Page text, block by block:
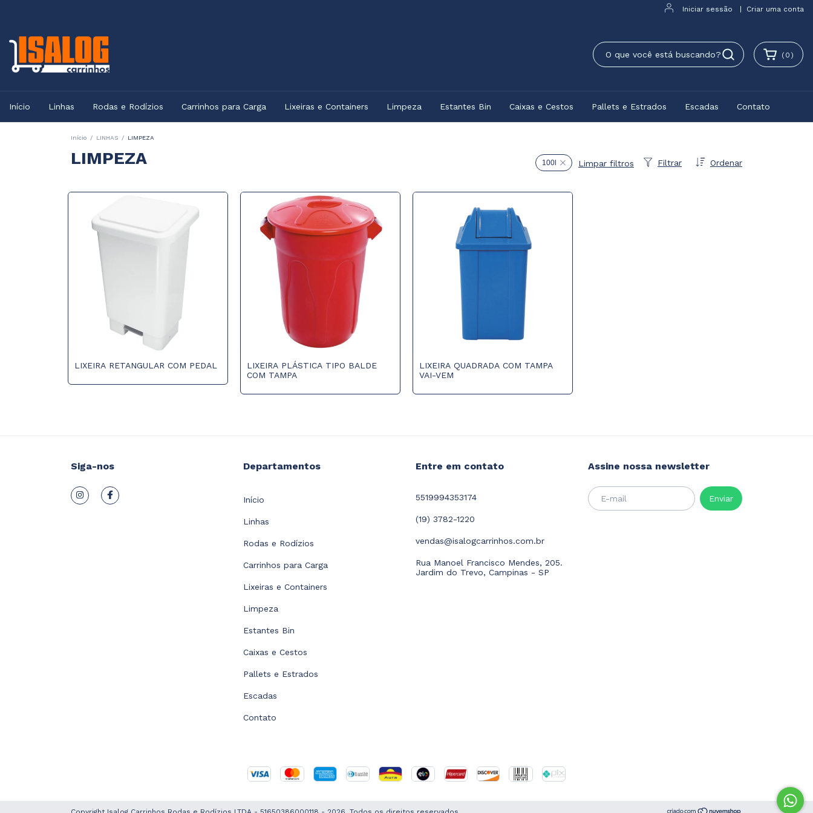
Iniciar sessão Criar uma conta
( 0 )
Início Linhas Rodas e Rodízios Carrinhos para Carga Lixeiras e Containers Limpeza Estantes Bin Caixas e Cestos Pallets e Estrados Escadas Contato
Início / LINHAS / LIMPEZA
LIMPEZA 100l Limpar filtros Ordenar
Filtrar
LIXEIRA RETANGULAR COM PEDAL
LIXEIRA PLÁSTICA TIPO BALDE
COM TAMPA
LIXEIRA QUADRADA COM TAMPA
VAI-VEM
Siga-nos Departamentos
Início
Linhas
Rodas e Rodízios
Carrinhos para Carga
Lixeiras e Containers
Limpeza
Estantes Bin
Caixas e Cestos
Pallets e Estrados
Escadas
Contato
Entre em contato
5519994353174
(19) 3782-1220
vendas@isalogcarrinhos.com.br
Rua Manoel Francisco Mendes, 205.
Jardim do Trevo, Campinas - SP
Assine nossa newsletter